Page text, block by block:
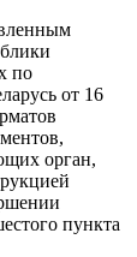
по
от 16
орган,
пункта